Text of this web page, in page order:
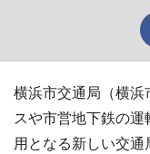
横浜市交通局（横
スや市営地下鉄の
用となる新しい交通